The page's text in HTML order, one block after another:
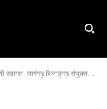
पहली बार बिलाईगढ़ पहुंचने पर कार्यकर्ताओं ने निकाली भव्य रैली…